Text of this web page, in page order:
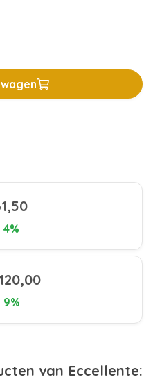
120,00
van Eccellente: